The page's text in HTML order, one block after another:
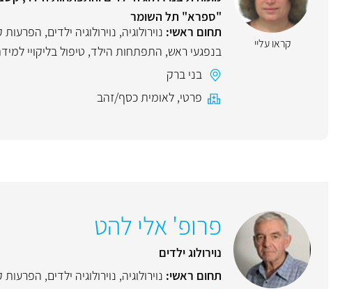
קראו עליי
"ספרא" תל השומר
תחום ראשי: נוירולוגיה, נוירולוגיה ילדים, הפרעות
בנפגעי ראש, התפתחות הילד, טיפול בליקויי
בני ברק
פרטי, לאומית כסף/זהב
פרופ' אלי להט
נוירולוג ילדים
תחום ראשי: נוירולוגיה, נוירולוגיה ילדים, הפרעות